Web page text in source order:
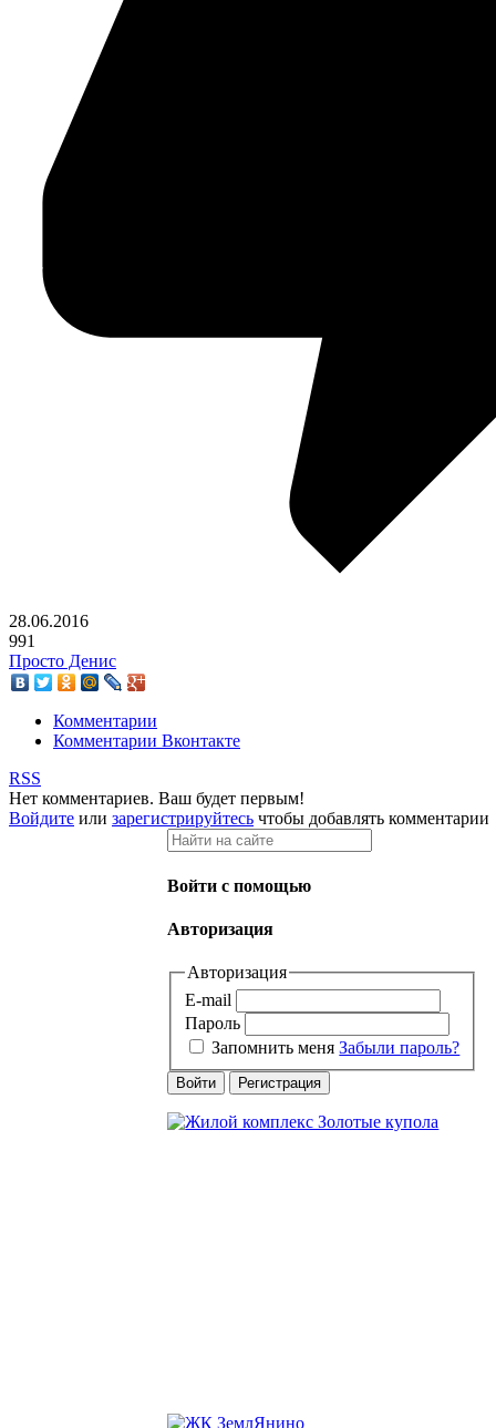
28.06.2016
991
Просто Денис
Комментарии
Комментарии Вконтакте
RSS
Нет комментариев. Ваш будет первым!
Войдите или зарегистрируйтесь чтобы добавлять комментарии
Войти с помощью
Авторизация
Авторизация
E-mail
Пароль
Запомнить меня Забыли пароль?
Войти Регистрация